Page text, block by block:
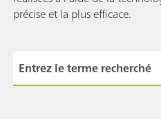
précise et la plus efficace.